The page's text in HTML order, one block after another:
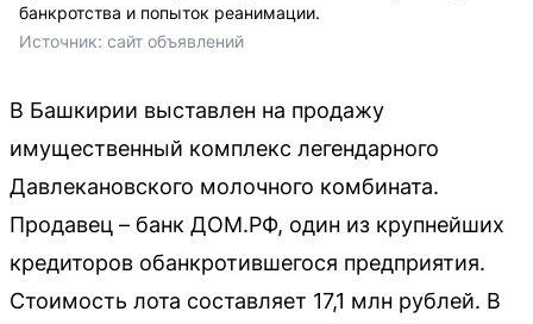
банкротства и попыток реанимации.
Источник: сайт объявлений
В Башкирии выставлен на продажу
имущественный комплекс легендарного
Давлекановского молочного комбината.
Продавец – банк ДОМ.РФ, один из крупнейших
кредиторов обанкротившегося предприятия.
Стоимость лота составляет 17,1 млн рублей. В